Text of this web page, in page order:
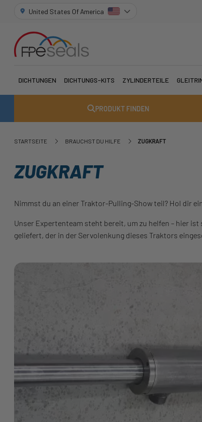
United States Of America
DICHTUNGEN DICHTUNGS-KITS ZYLINDERTEILE
PRODUKT FINDEN
STARTSEITE BRAUCHST DU HILFE ZUGKRAFT
ZUGKRAFT
Nimmst du an einer Traktor-Pulling-Show teil? Hol dir
Unser Expertenteam steht bereit, um zu helfen – hier
geliefert, der in der Servolenkung dieses Traktors